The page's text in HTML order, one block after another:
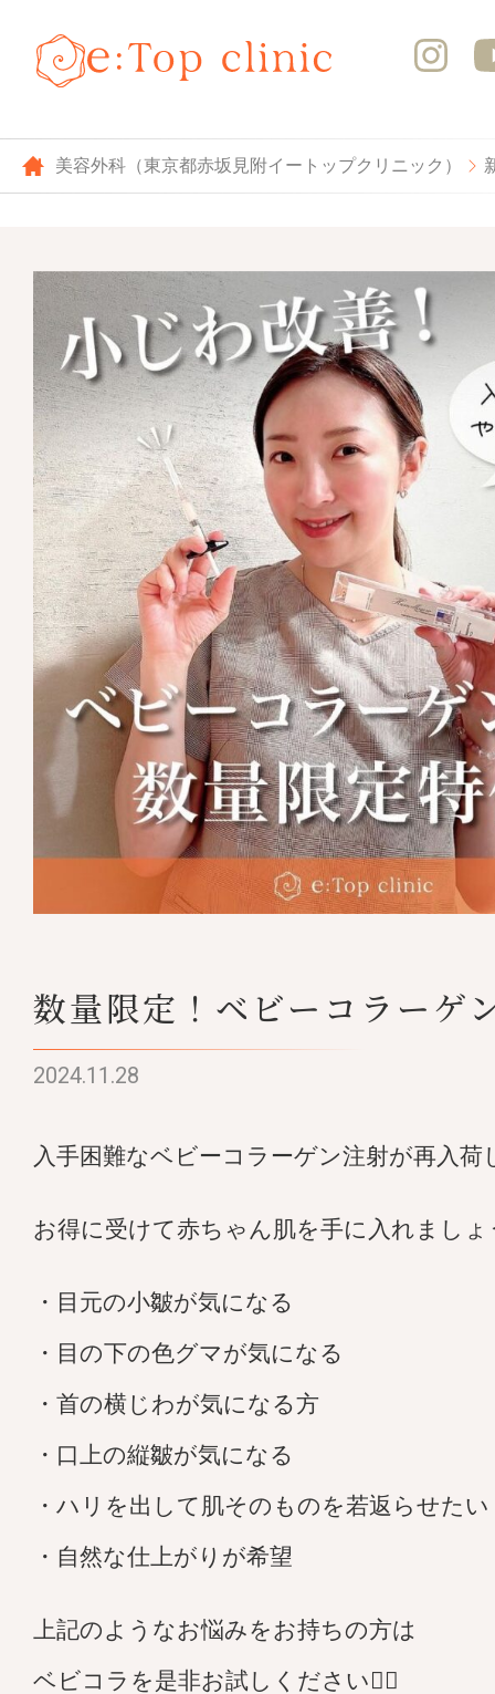
美容外科（東京都赤坂見附イートップクリニック）
数量限定！ベビーコラーゲ
2024.11.28
入手困難なベビーコラーゲン注射が再入荷
お得に受けて赤ちゃん肌を手に入れましょ
・目元の小皺が気になる
・目の下の色グマが気になる
・首の横じわが気になる方
・口上の縦皺が気になる
・ハリを出して肌そのものを若返らせたい
・自然な仕上がりが希望
上記のようなお悩みをお持ちの方は
ベビコラを是非お試しください💁‍♀️